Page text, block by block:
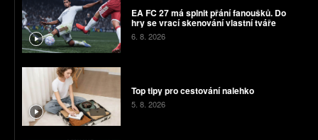
EA FC 27 má splnit přání fanoušků. Do
hry se vrací skenování vlastní tváře
6. 8. 2026
Top tipy pro cestování nalehko
5. 8. 2026